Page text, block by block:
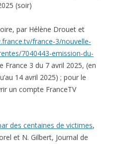
(soir)
par Hélène Drouet et
france-3/nouvelle-
7040443-emission-du-
France 3 du 7 avril 2025, (en
14 avril 2025) ; pour le
un compte FranceTV
des centaines de victimes,
et N. Gilbert, Journal de